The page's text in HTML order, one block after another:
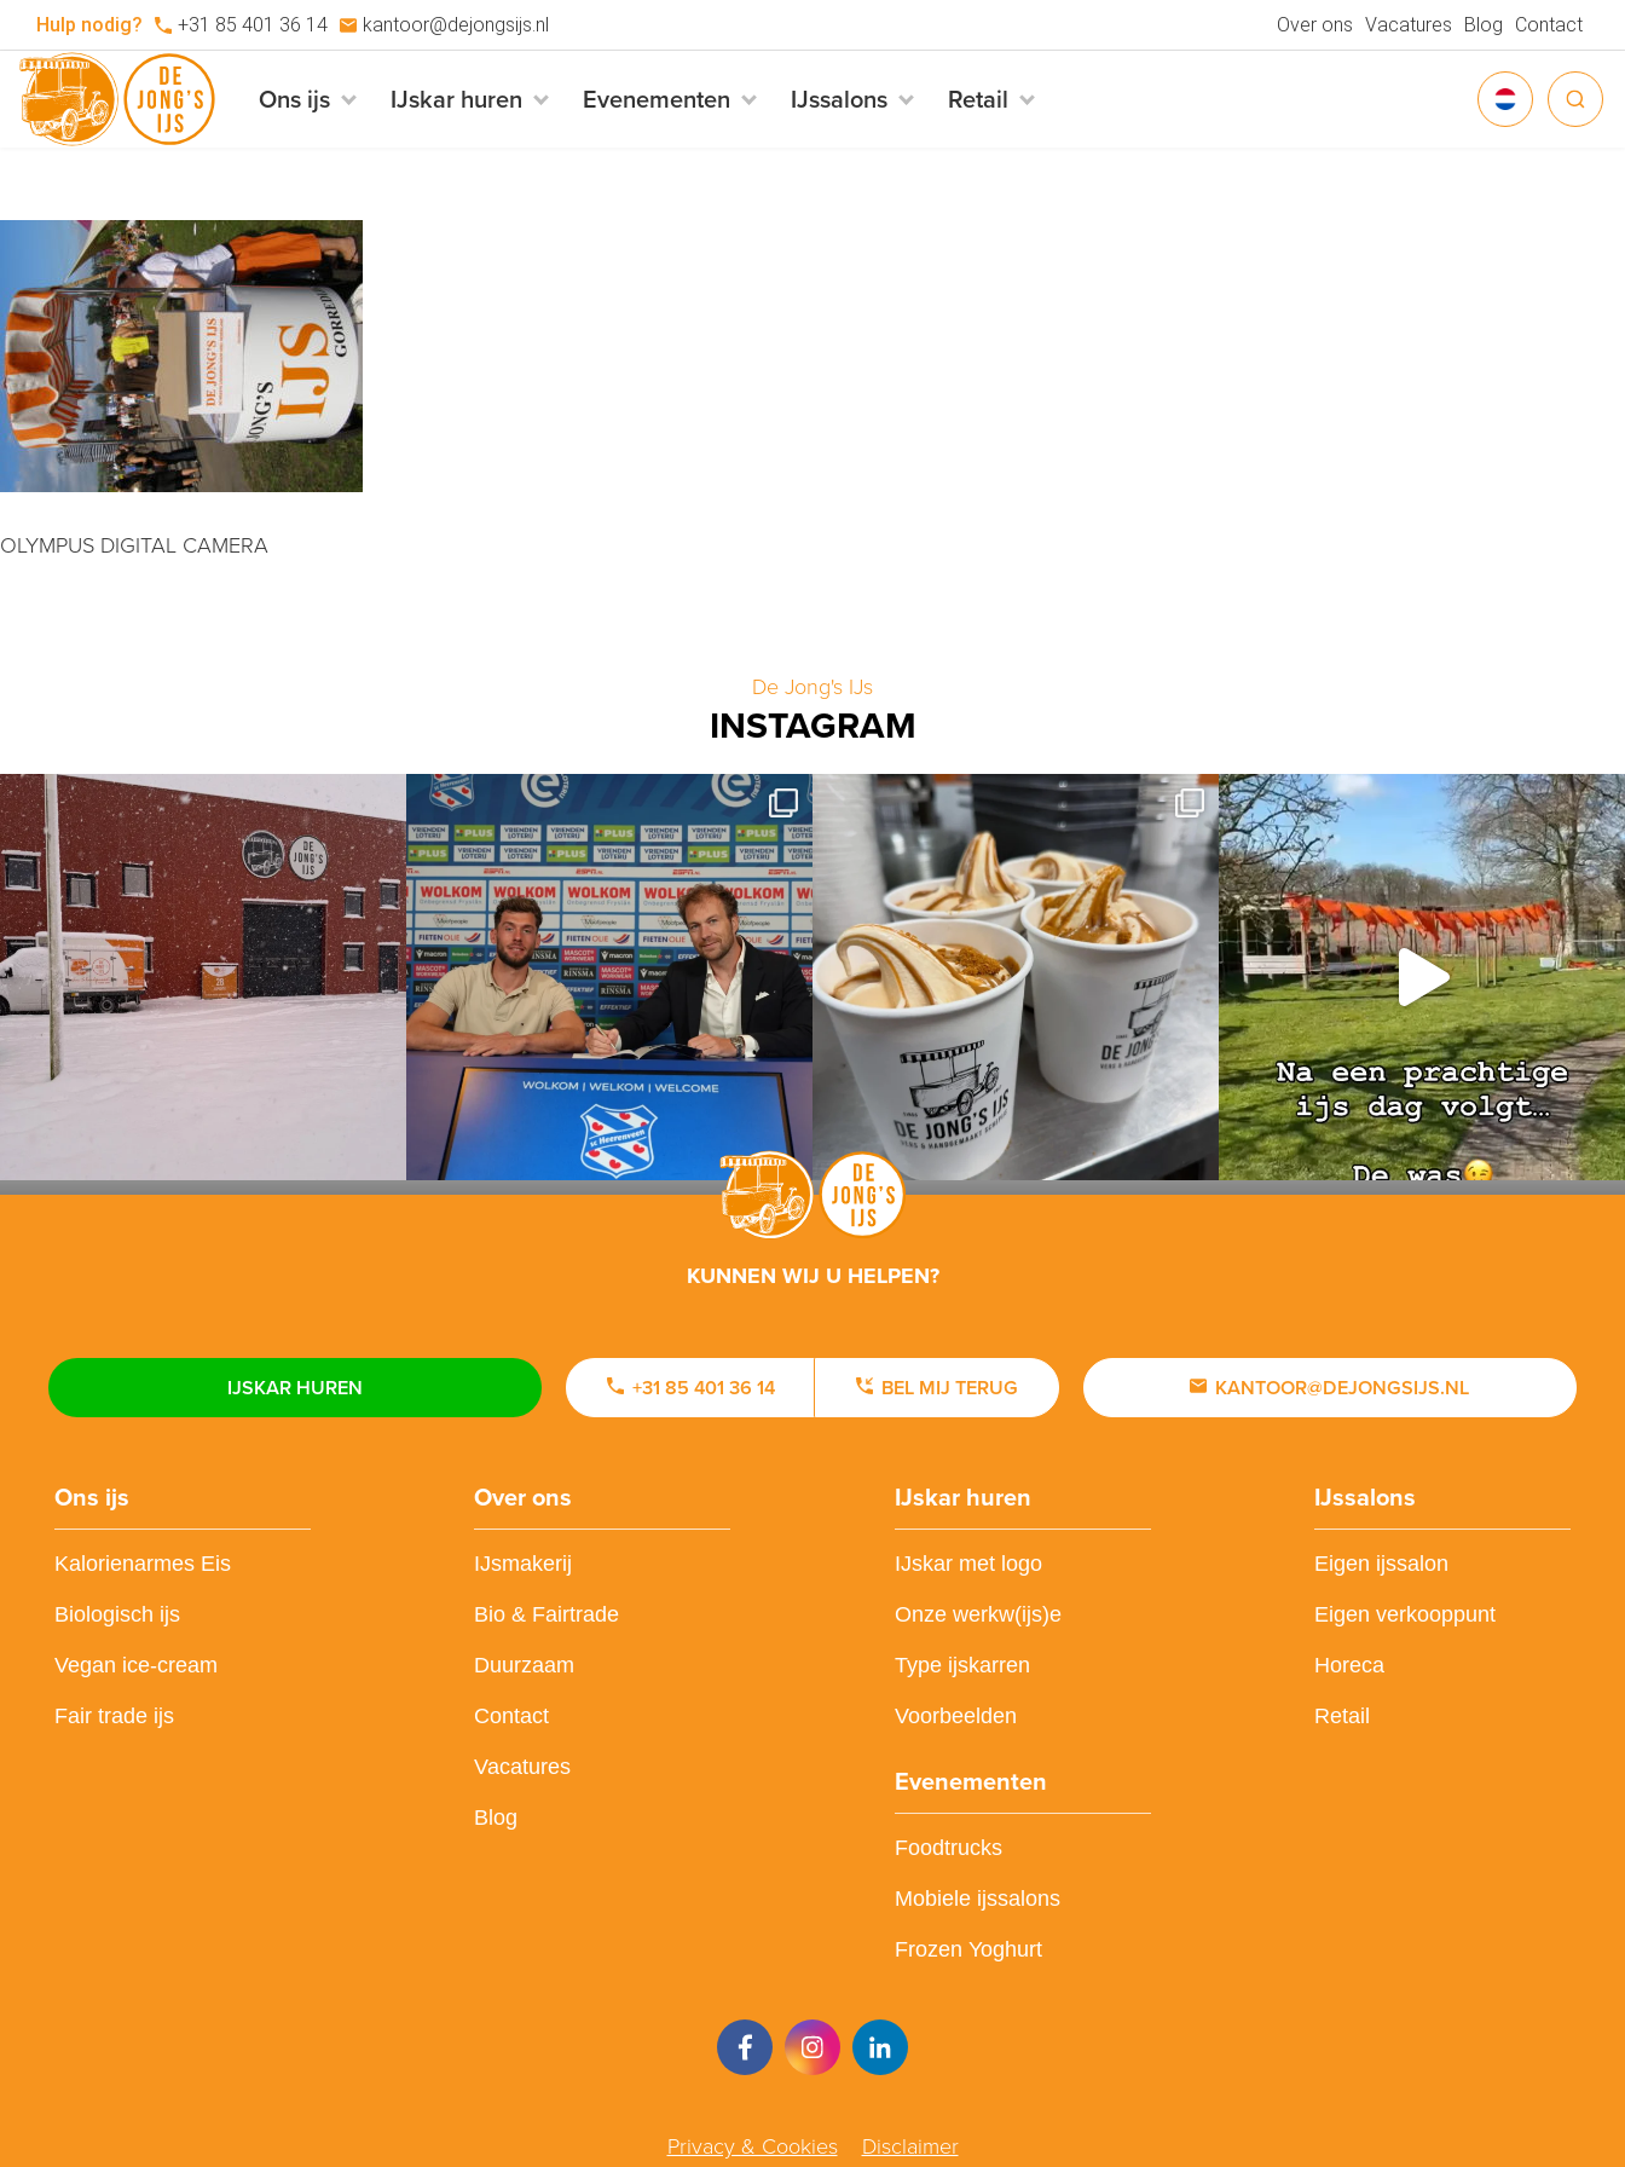
Hulp nodig? +31 85 401 36 14 kantoor@dejongsijs.nl Over ons Vacatures Blog Contact
Ons ijs IJskar huren Evenementen IJssalons Retail
OLYMPUS DIGITAL CAMERA
De Jong's IJs
INSTAGRAM
KUNNEN WIJ U HELPEN?
IJSKAR HUREN +31 85 401 36 14 BEL MIJ TERUG KANTOOR@DEJONGSIJS.NL
Ons ijs
Kalorienarmes Eis
Biologisch ijs
Vegan ice-cream
Fair trade ijs
Over ons
IJsmakerij
Bio & Fairtrade
Duurzaam
Contact
Vacatures
Blog
IJskar huren
IJskar met logo
Onze werkw(ijs)e
Type ijskarren
Voorbeelden
Evenementen
Foodtrucks
Mobiele ijssalons
Frozen Yoghurt
IJssalons
Eigen ijssalon
Eigen verkooppunt
Horeca
Retail
Privacy & Cookies Disclaimer